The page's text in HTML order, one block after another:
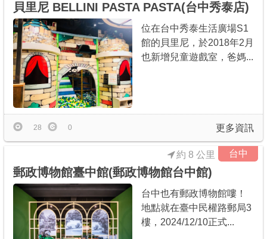
貝里尼 BELLINI PASTA PASTA(台中秀泰店)
位在台中秀泰生活廣場S1
館的貝里尼，於2018年2月
也新增兒童遊戲室，爸媽...
更多資訊
28 0
台中
約 8 公里
郵政博物館臺中館(郵政博物館台中館)
台中也有郵政博物館嘍！
地點就在臺中民權路郵局3
樓，2024/12/10正式...